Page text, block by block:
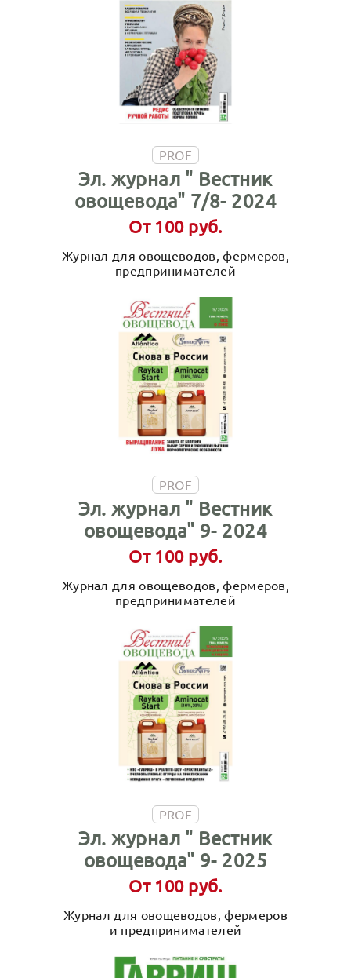
PROF
Эл. журнал " Вестник
овощевода" 7/8- 2024
От 100 руб.
Журнал для овощеводов, фермеров,
предпринимателей
PROF
Эл. журнал " Вестник
овощевода" 9- 2024
От 100 руб.
Журнал для овощеводов, фермеров,
предпринимателей
PROF
Эл. журнал " Вестник
овощевода" 9- 2025
От 100 руб.
Журнал для овощеводов, фермеров
и предпринимателей